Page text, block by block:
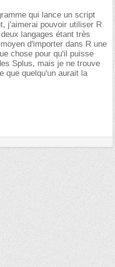
qui lance un script
j'aimerai pouvoir utiliser R
langages étant très
d'importer dans R une
chose pour qu'il puisse
Splus, mais je ne trouve
que quelqu'un aurait la